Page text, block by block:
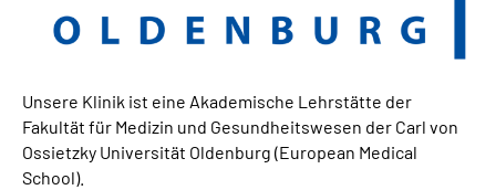
Unsere Klinik ist eine Akademische Lehrstätte der
Fakultät für Medizin und Gesundheitswesen der Carl von
Ossietzky Universität Oldenburg (European Medical
School).